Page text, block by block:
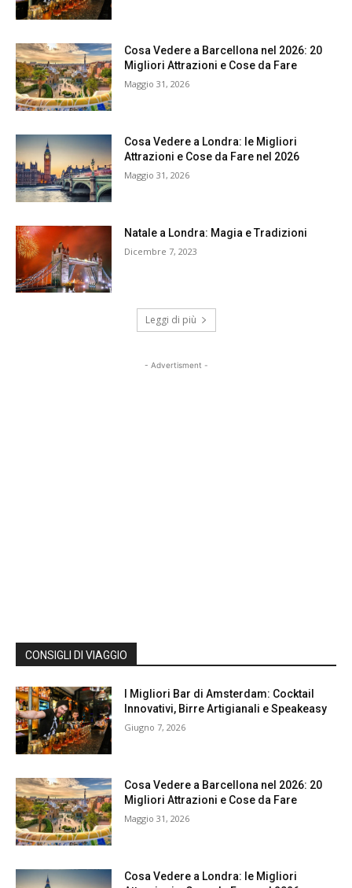
Cosa Vedere a Barcellona nel 2026: 20
Migliori Attrazioni e Cose da Fare
Maggio 31, 2026
Cosa Vedere a Londra: le Migliori
Attrazioni e Cose da Fare nel 2026
Maggio 31, 2026
Natale a Londra: Magia e Tradizioni
Dicembre 7, 2023
Leggi di più
- Advertisment -
CONSIGLI DI VIAGGIO
I Migliori Bar di Amsterdam: Cocktail
Innovativi, Birre Artigianali e Speakeasy
Giugno 7, 2026
Cosa Vedere a Barcellona nel 2026: 20
Migliori Attrazioni e Cose da Fare
Maggio 31, 2026
Cosa Vedere a Londra: le Migliori